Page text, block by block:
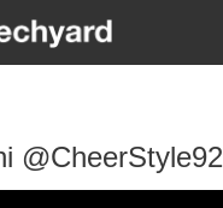
@CheerStyle92